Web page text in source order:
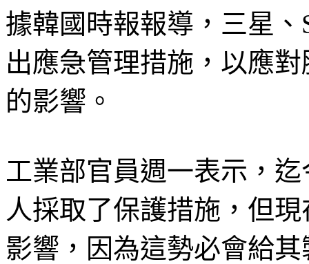
據韓國時報報導，三星
出應急管理措施，以應
的影響。
工業部官員週一表示，
人採取了保護措施，但
影響，因為這勢必會給